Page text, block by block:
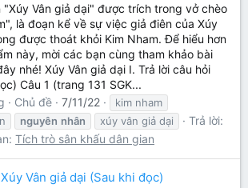
Vân giả dại" được trích trong vở chèo
là đoạn kể về sự việc giả điên của Xúy
được thoát khỏi Kim Nham. Để hiểu hơn
này, mời các bạn cùng tham khảo bài
nhé! Xúy Vân giả dại I. Trả lời câu hỏi
Câu 1 (trang 131 SGK...
Chủ đề 7/11/22
kim nham
nguyên nhân xúy vân giả dại
Trả lời:
Tích trò sân khấu dân gian
Xúy Vân giả dại (Sau khi đọc)